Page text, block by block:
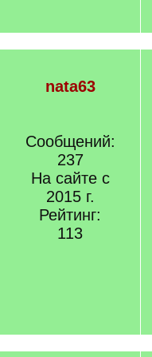
nata63
Сообщений:
237
На сайте с
2015 г.
Рейтинг:
113